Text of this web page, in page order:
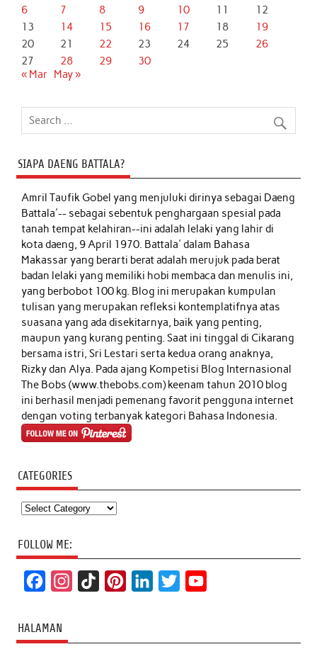
6 7 8 9 10 11
12
13
14 15 16 17 18
19
20
21 22 23 24 25
26
27
28 29
30
« Mar May »
SIAPA DAENG BATTALA?
Amril Taufik Gobelyang menjuluki dirinya sebagai Daeng
Battala'-- sebagai sebentuk penghargaan spesial pada
tanah tempat kelahiran--ini adalah lelaki yang lahir di
kota daeng, 9 April 1970. Battala' dalam Bahasa
Makassar yang berarti berat adalah merujuk pada berat
badan lelaki yang memiliki hobi membaca dan menulis ini,
yang berbobot 100 kg. Blog ini merupakan kumpulan
tulisan yang merupakan refleksi kontemplatifnya atas
suasana yang ada disekitarnya, baik yang penting,
maupun yang kurang penting. Saat ini tinggal di Cikarang
bersama istri, Sri Lestari serta kedua orang anaknya,
Rizky dan Alya. Pada ajang Kompetisi Blog Internasional
The Bobs (www.thebobs.com) keenam tahun 2010 blog
ini berhasil menjadi pemenang favorit pengguna internet
dengan voting terbanyak kategori Bahasa Indonesia.
CATEGORIES
Categories
FOLLOW ME:
c
e
t
T
t
k
t
T
HALAMAN